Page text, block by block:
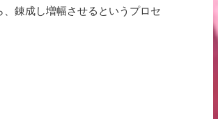
錬成し増幅させるというプロセ